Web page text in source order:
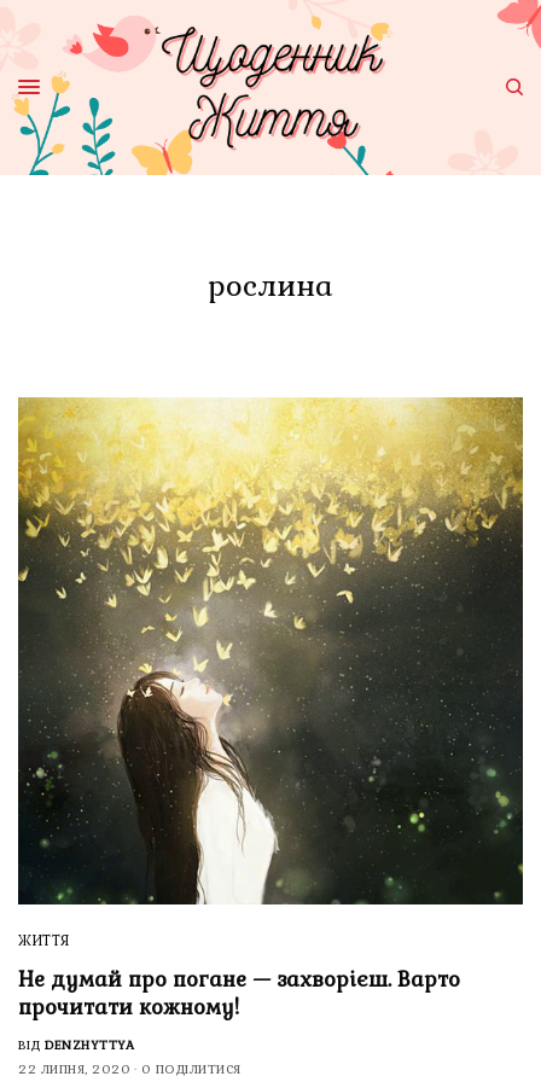
рослина
ЖИТТЯ
Не думай про погане — захворієш. Варто
прочитати кожному!
ВІД DENZHYTTYA
22 ЛИПНЯ, 2020
0 ПОДІЛИТИСЯ